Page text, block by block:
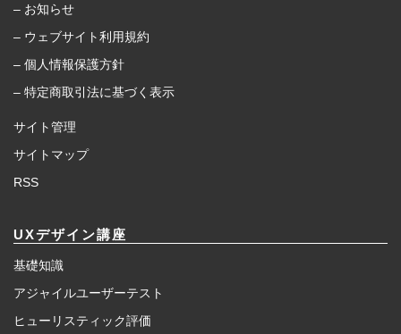
– お知らせ
– ウェブサイト利用規約
– 個人情報保護方針
– 特定商取引法に基づく表示
サイト管理
サイトマップ
RSS
UXデザイン講座
基礎知識
アジャイルユーザーテスト
ヒューリスティック評価